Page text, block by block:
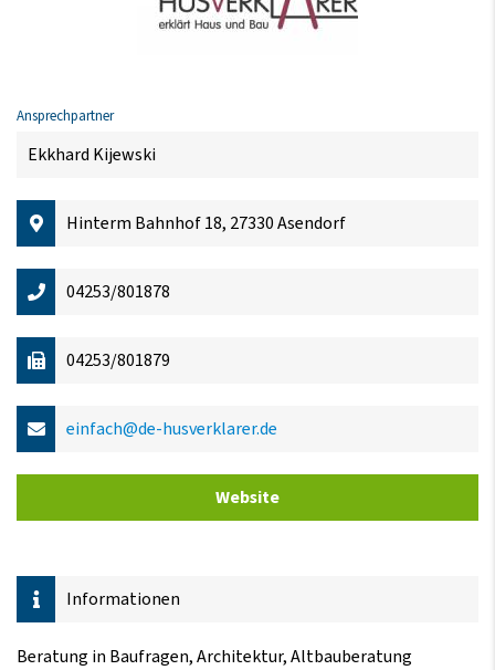
Ansprechpartner
Ekkhard Kijewski
Hinterm Bahnhof 18, 27330 Asendorf
04253/801878
04253/801879
einfach@de-husverklarer.de
Website
Informationen
Beratung in Baufragen, Architektur, Altbauberatung